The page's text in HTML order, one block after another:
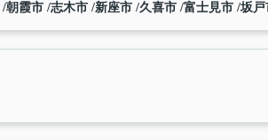
朝霞市 志木市 新座市 久喜市 富士見市 坂戸